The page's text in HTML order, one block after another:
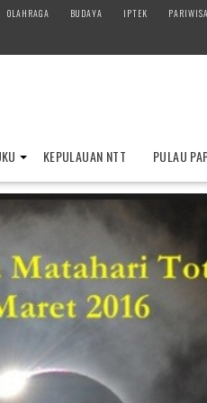
OLAHRAGA BUDAYA IPTEK
KEPULAUAN NTT PULAU